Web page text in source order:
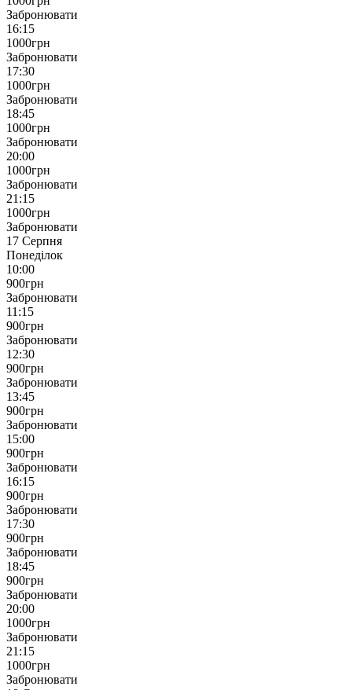
Забронювати
16:15
1000грн
Забронювати
17:30
1000грн
Забронювати
18:45
1000грн
Забронювати
20:00
1000грн
Забронювати
21:15
1000грн
Забронювати
17 Серпня
Понеділок
10:00
900грн
Забронювати
11:15
900грн
Забронювати
12:30
900грн
Забронювати
13:45
900грн
Забронювати
15:00
900грн
Забронювати
16:15
900грн
Забронювати
17:30
900грн
Забронювати
18:45
900грн
Забронювати
20:00
1000грн
Забронювати
21:15
1000грн
Забронювати